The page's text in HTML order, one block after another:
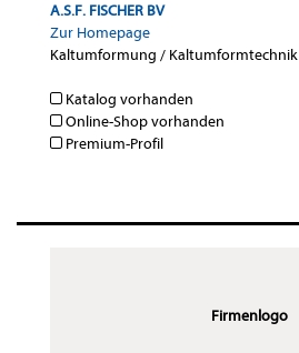
A.S.F. FISCHER BV
Zur Homepage
Kaltumformung / Kaltumformtechnik
Katalog vorhanden
Online-Shop vorhanden
Premium-Profil
Firmenlogo